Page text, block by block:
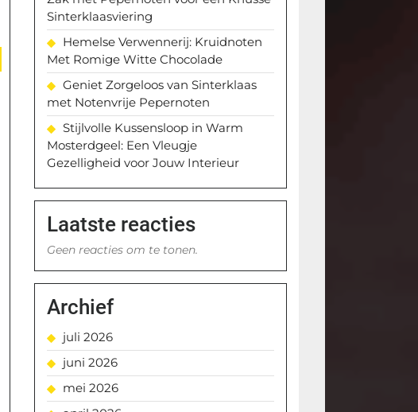
Sinterklaasviering
Hemelse Verwennerij: Kruidnoten
Met Romige Witte Chocolade
Geniet Zorgeloos van Sinterklaas
met Notenvrije Pepernoten
Stijlvolle Kussensloop in Warm
Mosterdgeel: Een Vleugje
Gezelligheid voor Jouw Interieur
Laatste reacties
Geen reacties om te tonen.
Archief
juli 2026
juni 2026
mei 2026